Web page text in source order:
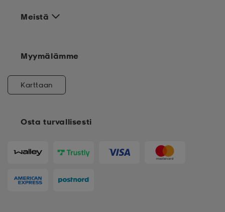
Meistä
Osta turvallisesti
Myymälämme
Karttaan